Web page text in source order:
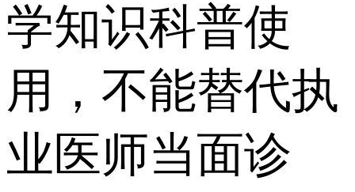
学知识科普使
用，不能替代执
业医师当面诊